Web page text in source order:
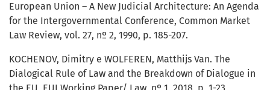
European Union – A New Judicial Architecture: An Agenda
for the Intergovernmental Conference, Common Market
Law Review, vol. 27, nº 2, 1990, p. 185-207.
KOCHENOV, Dimitry e WOLFEREN, Matthijs Van. The
Dialogical Rule of Law and the Breakdown of Dialogue in